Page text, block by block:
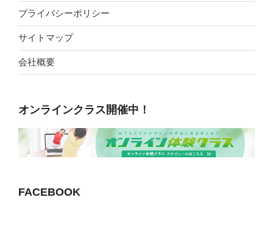
プライバシーポリシー
サイトマップ
会社概要
オンラインクラス開催中！
FACEBOOK